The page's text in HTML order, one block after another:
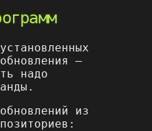
–
надо
из